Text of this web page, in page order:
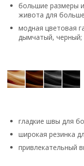
большие размеры
живота для
модная цветовая
дымчатый, черный;
гладкие швы для
широкая резинка
привлекательный